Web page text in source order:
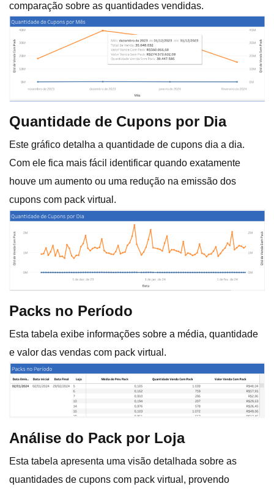
comparação sobre as quantidades vendidas.
Quantidade de Cupons por Dia
Este gráfico detalha a quantidade de cupons dia a dia.
Com ele fica mais fácil identificar quando exatamente
houve um aumento ou uma redução na emissão dos
cupons com pack virtual.
Packs no Período
Esta tabela exibe informações sobre a média, quantidade
e valor das vendas com pack virtual.
Análise do Pack por Loja
Esta tabela apresenta uma visão detalhada sobre as
quantidades de cupons com pack virtual, provendo